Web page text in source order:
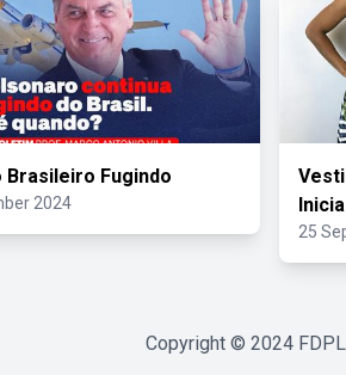
Brasileiro Fugindo
2024
25
Copyright © 2024